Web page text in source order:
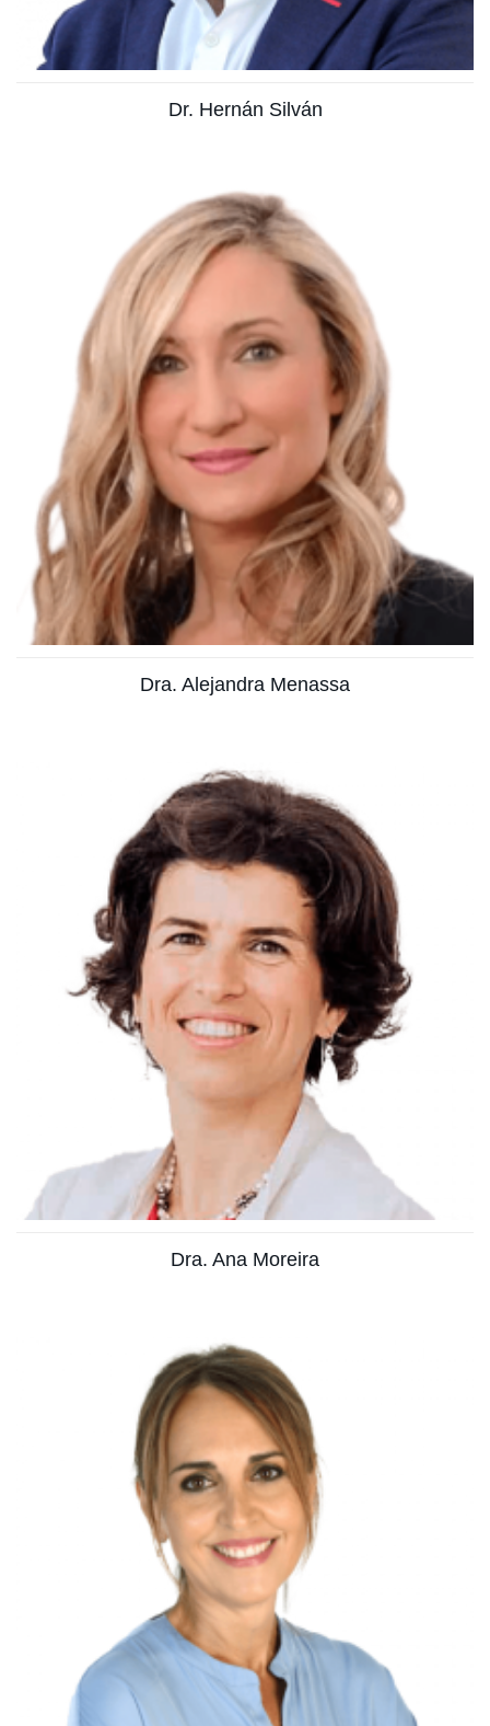
Ver más
Dr. Hernán Silván
Médico Especialista en Medicina Interna
Ver más
Dra. Alejandra Menassa
Licenciada en medicina
Ver más
Dra. Ana Moreira
Especialista en Medicina Familiar